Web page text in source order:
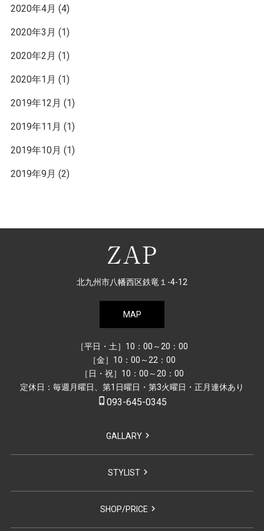
2020年4月 (4)
2020年3月 (1)
2020年2月 (1)
2020年1月 (1)
2019年12月 (1)
2019年11月 (1)
2019年10月 (1)
2019年9月 (2)
北九州市八幡西区鉄竜１-4-12
MAP
［平日・土］10：00～20：00
［金］10：00～22：00
［日・祝］10：00～20：00
定休日：毎週月曜日、第1日曜日・第3火曜日・正月連休あり
phone_iphone 093-645-0345
GALLARY
STYLIST
SHOP/PRICE